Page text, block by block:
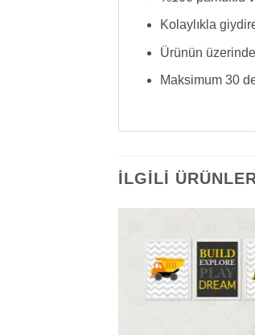
Kolaylıkla
Ürünün
Maksimum 30
İLGILI